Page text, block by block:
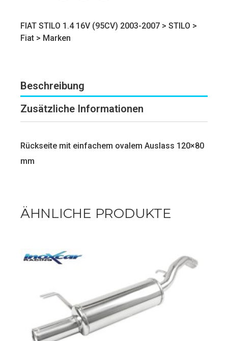
FIAT STILO 1.4 16V (95CV) 2003-2007 > STILO >
Fiat > Marken
Beschreibung
Zusätzliche Informationen
Rückseite mit einfachem ovalem Auslass 120×80
mm
ÄHNLICHE PRODUKTE